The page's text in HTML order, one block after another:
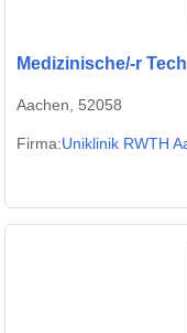
Medizinische/-r
Aachen, 52058
Firma:Uniklinik RWTH